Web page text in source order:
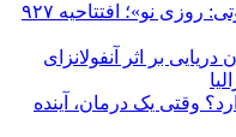
رکوردشکنی تاریخی «مرد عنکبوتی: روزی نو»؛ افتتاحیه ۹۲۷
بر اثر آنفولانزای
وقتی یک درمان، آینده